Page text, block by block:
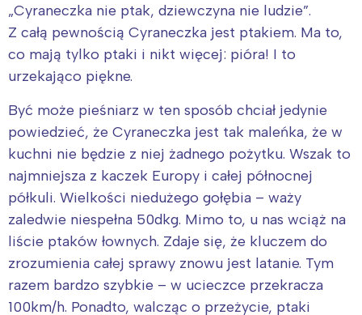
„Cyraneczka nie ptak, dziewczyna nie ludzie”.
Z całą pewnością Cyraneczka jest ptakiem. Ma to,
co mają tylko ptaki i nikt więcej: pióra! I to
urzekająco piękne.
Być może pieśniarz w ten sposób chciał jedynie
powiedzieć, że Cyraneczka jest tak maleńka, że w
kuchni nie będzie z niej żadnego pożytku. Wszak to
najmniejsza z kaczek Europy i całej północnej
półkuli. Wielkości niedużego gołębia – waży
zaledwie niespełna 50dkg. Mimo to, u nas wciąż na
liście ptaków łownych. Zdaje się, że kluczem do
zrozumienia całej sprawy znowu jest latanie. Tym
razem bardzo szybkie – w ucieczce przekracza
100km/h. Ponadto, walcząc o przeżycie, ptaki